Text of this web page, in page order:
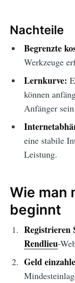
Nachteile
Begrenzte
Werkzeuge
Lernkurve:
können
Anfänger sein.
eine stabile
Leistung.
Wie man
beginnt
Registrieren
Rendlieu-
Geld